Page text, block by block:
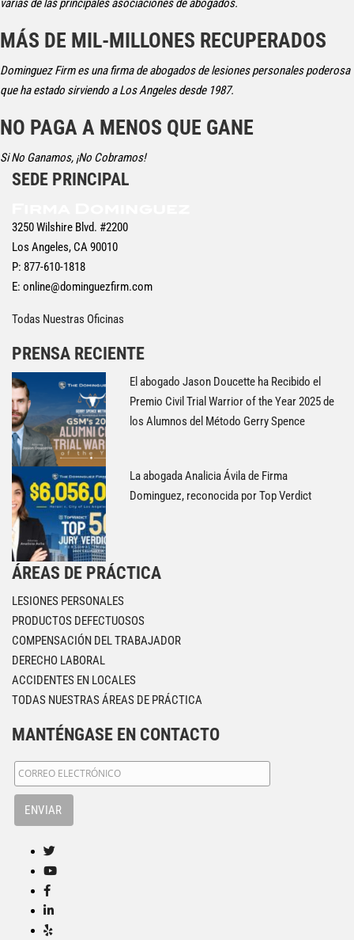
varias de las principales asociaciones de abogados.
MÁS DE MIL-MILLONES RECUPERADOS
Dominguez Firm es una firma de abogados de lesiones personales poderosa
que ha estado sirviendo a Los Angeles desde 1987.
NO PAGA A MENOS QUE GANE
Si No Ganamos, ¡No Cobramos!
SEDE PRINCIPAL
3250 Wilshire Blvd. #2200
Los Angeles, CA 90010
P: 877-610-1818
E: online@dominguezfirm.com
Todas Nuestras Oficinas
PRENSA RECIENTE
El abogado Jason Doucette ha Recibido el
Premio Civil Trial Warrior of the Year 2025 de
los Alumnos del Método Gerry Spence
La abogada Analicia Ávila de Firma
Dominguez, reconocida por Top Verdict
ÁREAS DE PRÁCTICA
LESIONES PERSONALES
PRODUCTOS DEFECTUOSOS
COMPENSACIÓN DEL TRABAJADOR
DERECHO LABORAL
ACCIDENTES EN LOCALES
TODAS NUESTRAS ÁREAS DE PRÁCTICA
MANTÉNGASE EN CONTACTO